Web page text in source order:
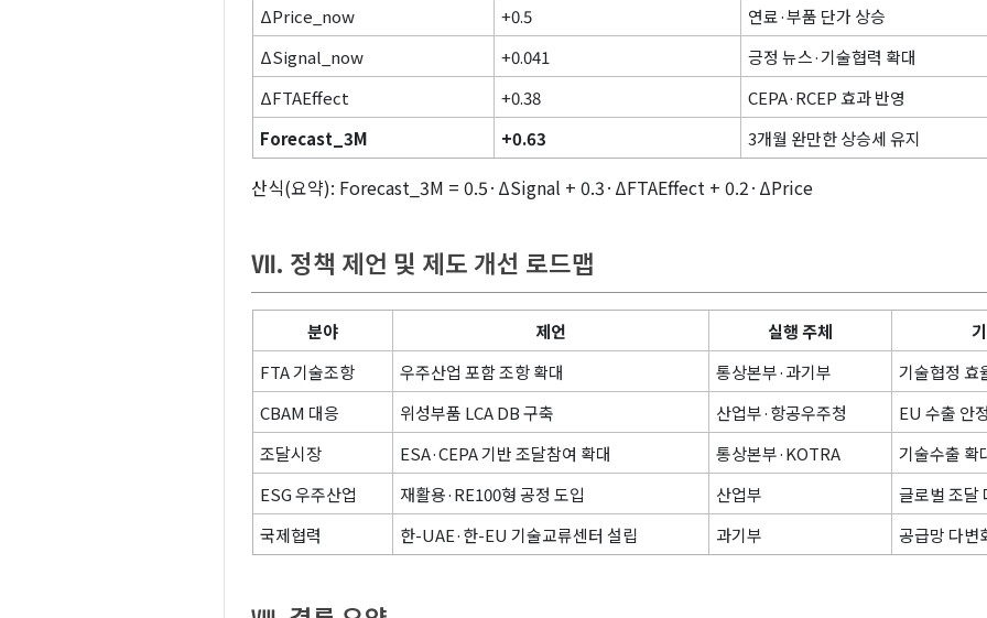
ΔPrice_now
+0.5
연료·부품 단가 상승
ΔSignal_now
+0.041
긍정 뉴스·기술협력 확대
ΔFTAEffect
+0.38
CEPA·RCEP 효과 반영
Forecast_3M
+0.63 3개월 완만한 상승세 유지
산식(요약): Forecast_3M = 0.5·ΔSignal + 0.3·ΔFTAEffect + 0.2·ΔPrice
Ⅶ. 정책 제언 및 제도 개선 로드맵
분야 제언 실행 주체
FTA 기술조항
우주산업 포함 조항 확대 통상본부·과기부
기술협정 효
CBAM 대응
위성부품 LCA DB 구축 산업부·항공우주청
EU 수출 안
조달시장
ESA·CEPA 기반 조달참여 확대 통상본부·KOTRA
기술수출 확
ESG 우주산업
재활용·RE100형 공정 도입 산업부
글로벌 조달
국제협력
한-UAE·한-EU 기술교류센터 설립 과기부 공급망 다변